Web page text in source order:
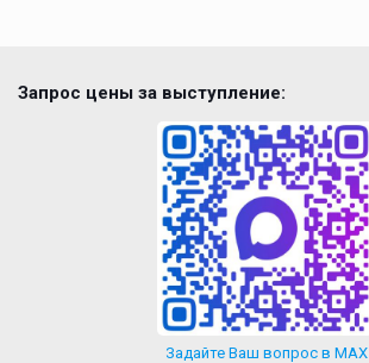
Запрос цены за выступление:
Задайте Ваш вопрос в MAX